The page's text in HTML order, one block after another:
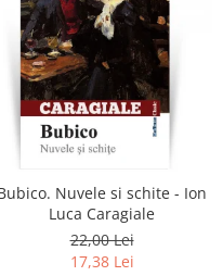
Nuvele si schite - Ion
Luca Caragiale
22,00 Lei
17,38 Lei